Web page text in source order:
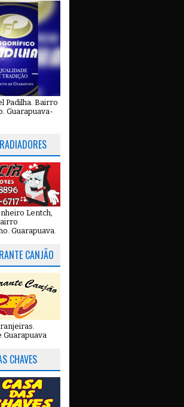
Padilha. Bairro
Guarapuava-
Lentch,
Guarapuava.
CANJÃO
Guarapuava
CHAVES